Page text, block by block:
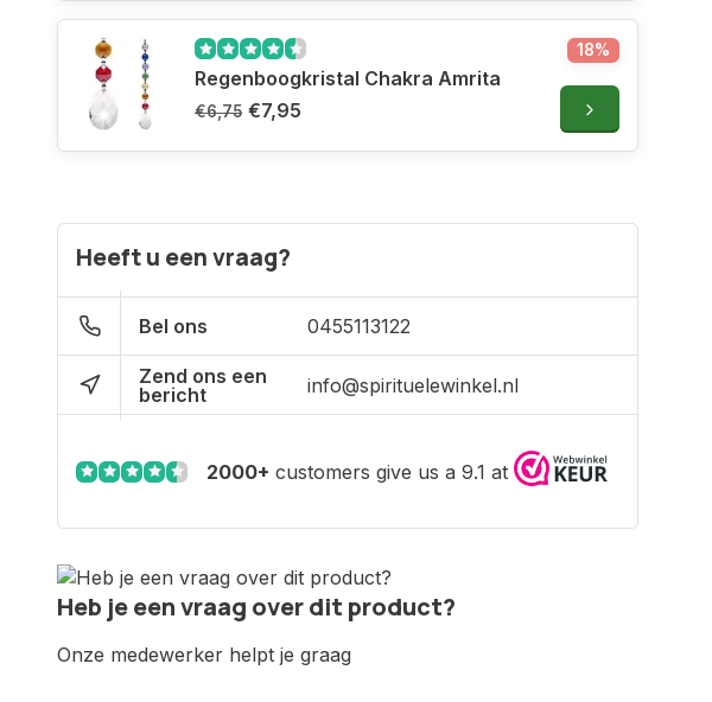
Regenboogkristal Chakra Amrita
€6,75 €7,95
18%
Heeft u een vraag?
Bel ons 0455113122
Zend ons een
bericht
info@spirituelewinkel.nl
2000+ customers give us a 9.1 at
Heb je een vraag over dit product?
Onze medewerker helpt je graag